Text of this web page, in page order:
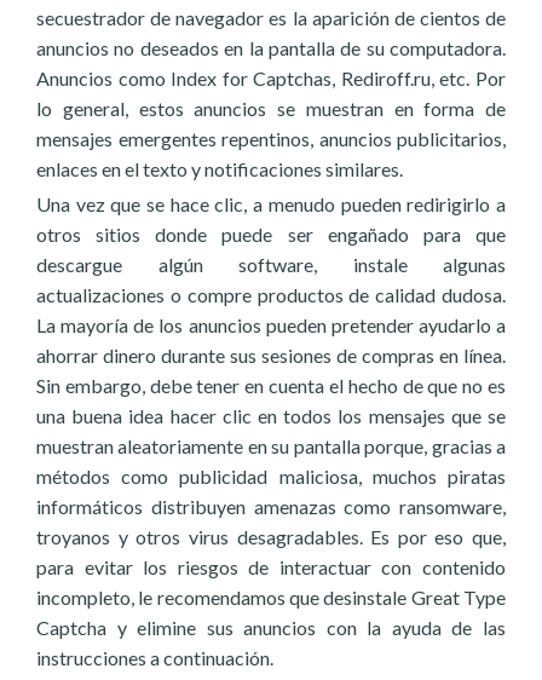
secuestrador de navegador es la aparición de cientos de
anuncios no deseados en la pantalla de su computadora.
Anuncios como Index for Captchas, Rediroff.ru, etc. Por
lo general, estos anuncios se muestran en forma de
mensajes emergentes repentinos, anuncios publicitarios,
enlaces en el texto y notificaciones similares.
Una vez que se hace clic, a menudo pueden redirigirlo a
otros sitios donde puede ser engañado para que
descargue algún software, instale algunas
actualizaciones o compre productos de calidad dudosa.
La mayoría de los anuncios pueden pretender ayudarlo a
ahorrar dinero durante sus sesiones de compras en línea.
Sin embargo, debe tener en cuenta el hecho de que no es
una buena idea hacer clic en todos los mensajes que se
muestran aleatoriamente en su pantalla porque, gracias a
métodos como publicidad maliciosa, muchos piratas
informáticos distribuyen amenazas como ransomware,
troyanos y otros virus desagradables. Es por eso que,
para evitar los riesgos de interactuar con contenido
incompleto, le recomendamos que desinstale Great Type
Captcha y elimine sus anuncios con la ayuda de las
instrucciones a continuación.